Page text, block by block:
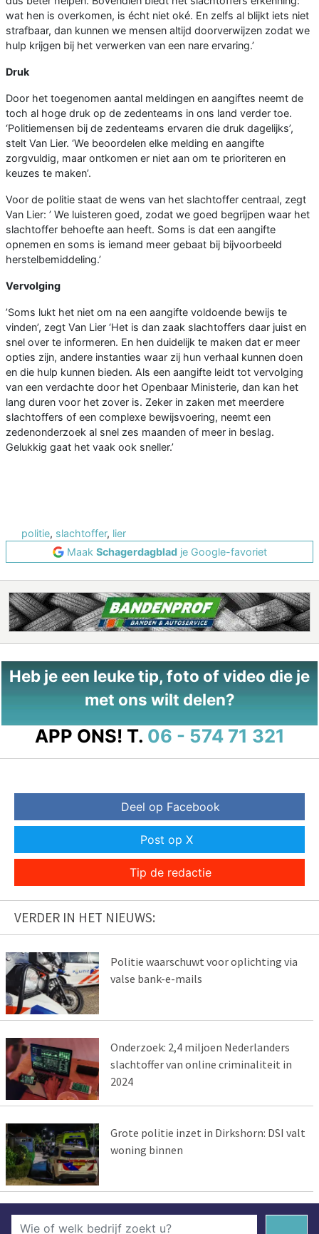
wat hen is overkomen, is écht niet oké. En zelfs al blijkt iets niet
strafbaar, dan kunnen we mensen altijd doorverwijzen zodat we
hulp krijgen bij het verwerken van een nare ervaring.’
Druk
Door het toegenomen aantal meldingen en aangiftes neemt de
toch al hoge druk op de zedenteams in ons land verder toe.
‘Politiemensen bij de zedenteams ervaren die druk dagelijks’,
stelt Van Lier. ‘We beoordelen elke melding en aangifte
zorgvuldig, maar ontkomen er niet aan om te prioriteren en
keuzes te maken’.
Voor de politie staat de wens van het slachtoffer centraal, zegt
Van Lier: ’ We luisteren goed, zodat we goed begrijpen waar het
slachtoffer behoefte aan heeft. Soms is dat een aangifte
opnemen en soms is iemand meer gebaat bij bijvoorbeeld
herstelbemiddeling.’
Vervolging
’Soms lukt het niet om na een aangifte voldoende bewijs te
vinden’, zegt Van Lier ‘Het is dan zaak slachtoffers daar juist en
snel over te informeren. En hen duidelijk te maken dat er meer
opties zijn, andere instanties waar zij hun verhaal kunnen doen
en die hulp kunnen bieden. Als een aangifte leidt tot vervolging
van een verdachte door het Openbaar Ministerie, dan kan het
lang duren voor het zover is. Zeker in zaken met meerdere
slachtoffers of een complexe bewijsvoering, neemt een
zedenonderzoek al snel zes maanden of meer in beslag.
Gelukkig gaat het vaak ook sneller.’
politie, slachtoffer, lier
Maak Schagerdagbladje Google-favoriet
Heb je een leuke tip, foto of video die je
met ons wilt delen?
APP ONS! T. 06 - 574 71 321
Deel op Facebook
Post op X
Tip de redactie
VERDER IN HET NIEUWS:
Politie waarschuwt voor oplichting via
valse bank-e-mails
Onderzoek: 2,4 miljoen Nederlanders
slachtoffer van online criminaliteit in
2024
Grote politie inzet in Dirkshorn: DSI valt
woning binnen